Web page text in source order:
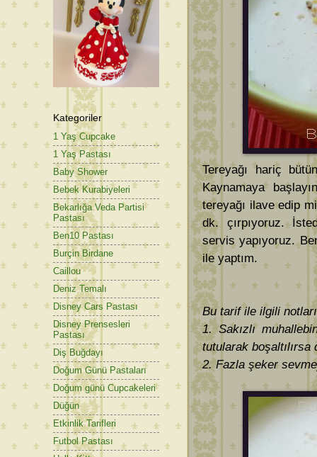
Tereyağı hariç
Kaynamaya
tereyağı ilave edip
dk. çırpıyoruz.
servis yapıyoruz.
ile yaptım.
Bu tarif ile ilgili
1. Sakızlı
tutularak
2. Fazla şeker
Kategoriler
1 Yaş Cupcake
1 Yaş Pastası
Baby Shower
Bebek Kurabiyeleri
Bekarlığa Veda Partisi
Pastası
Ben10 Pastası
Burçin Birdane
Caillou
Deniz Temalı
Disney Cars Pastası
Disney Prensesleri
Pastası
Diş Buğdayı
Doğum Günü Pastaları
Doğum günü Cupcakeleri
Düğün
Etkinlik Tarifleri
Futbol Pastası